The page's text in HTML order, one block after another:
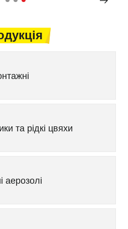
та рідкі цвяхи
аерозолі